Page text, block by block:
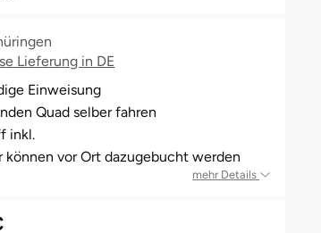
Lieferung in DE
Einweisung
Quad selber fahren
inkl.
können vor Ort dazugebucht werden
mehr Details